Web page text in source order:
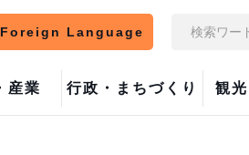
産業 行政・まちづくり 観
Foreign Language